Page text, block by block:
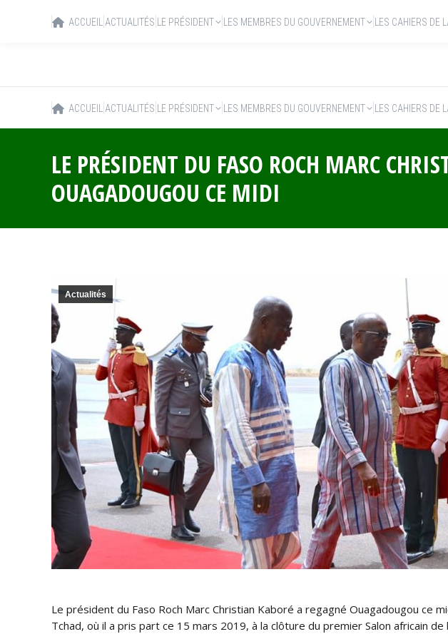
ACCUEIL ACTUALITÉS LE PRÉSIDENT LES MEMBRES DU GOUVERNEMENT LES CAHIERS DE
LE PRÉSIDENT DU FASO ROCH MARC
OUAGADOUGOU CE MIDI
Actualités
Le président du Faso Roch Marc Christian Kaboré a regagné Ouagadougou ce
Tchad, où il a pris part ce 15 mars 2019, à la clôture du premier Salon africain de
ACCUEIL ACTUALITÉS LE PRÉSIDENT LES MEMBRES DU GOUVERNEMENT LES CAHIERS DE